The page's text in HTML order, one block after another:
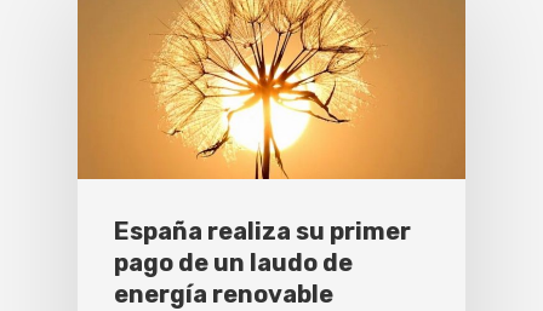
España realiza su primer
pago de un laudo de
energía renovable